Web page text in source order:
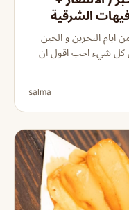
الشرقية
ايام البحرين و الحين
كل شيء احب اقول ان
salma